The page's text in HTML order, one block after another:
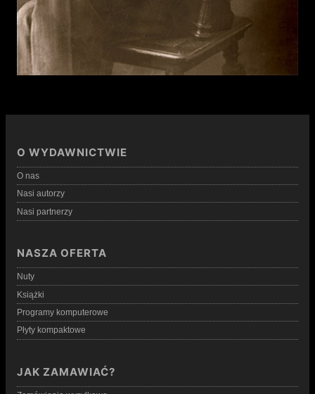
O WYDAWNICTWIE
O nas
Nasi autorzy
Nasi partnerzy
NASZA OFERTA
Nuty
Książki
Programy komputerowe
Płyty kompaktowe
JAK ZAMAWIAĆ?